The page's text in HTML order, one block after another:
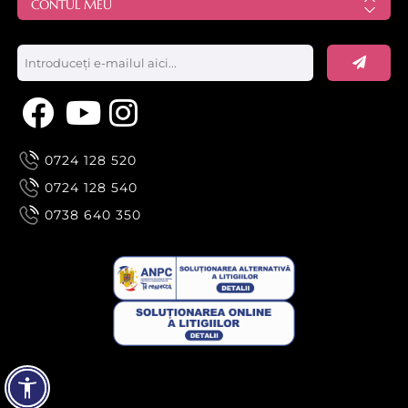
CONTUL MEU
0724 128 520
0724 128 540
0738 640 350